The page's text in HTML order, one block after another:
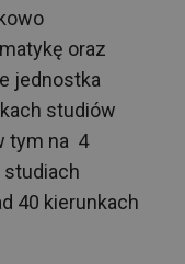
oraz
jednostka
studiów
tym na 4
studiach
40 kierunkach